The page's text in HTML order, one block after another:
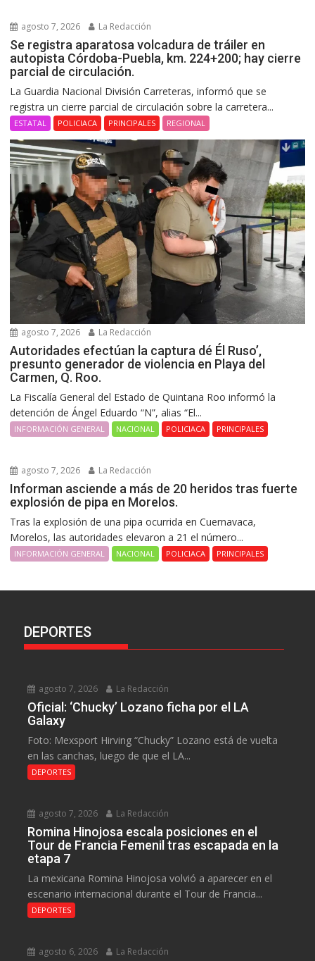
agosto 7, 2026 La Redacción
Se registra aparatosa volcadura de tráiler en
autopista Córdoba-Puebla, km. 224+200; hay cierre
parcial de circulación.
La Guardia Nacional División Carreteras, informó que se
registra un cierre parcial de circulación sobre la carretera...
ESTATAL POLICIACA PRINCIPALES REGIONAL
agosto 7, 2026 La Redacción
Autoridades efectúan la captura dé Él Ruso’,
presunto generador de violencia en Playa del
Carmen, Q. Roo.
La Fiscalía General del Estado de Quintana Roo informó la
detención de Ángel Eduardo “N”, alias “El...
INFORMACIÓN GENERAL NACIONAL POLICIACA PRINCIPALES
agosto 7, 2026 La Redacción
Informan asciende a más de 20 heridos tras fuerte
explosión de pipa en Morelos.
Tras la explosión de una pipa ocurrida en Cuernavaca,
Morelos, las autoridades elevaron a 21 el número...
INFORMACIÓN GENERAL NACIONAL POLICIACA PRINCIPALES
DEPORTES
agosto 7, 2026 La Redacción
Oficial: ‘Chucky’ Lozano ficha por el LA
Galaxy
Foto: Mexsport Hirving “Chucky” Lozano está de vuelta
en las canchas, luego de que el LA...
DEPORTES
agosto 7, 2026 La Redacción
Romina Hinojosa escala posiciones en el
Tour de Francia Femenil tras escapada en la
etapa 7
La mexicana Romina Hinojosa volvió a aparecer en el
escenario internacional durante el Tour de Francia...
DEPORTES
agosto 6, 2026 La Redacción